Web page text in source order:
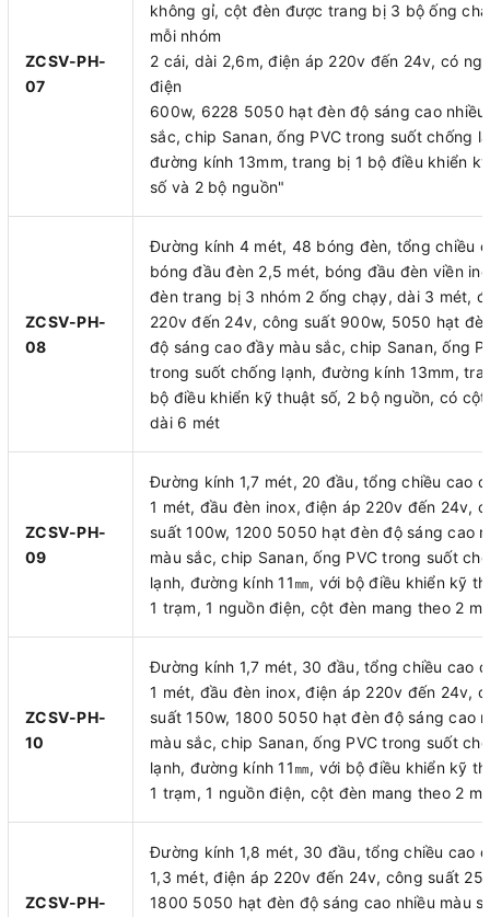
ZCSV-PH-
07
không gỉ, cột đèn được trang bị 3 bộ ống
mỗi nhóm
2 cái, dài 2,6m, điện áp 220v đến 24v, có
điện
600w, 6228 5050 hạt đèn độ sáng cao nhiều
sắc, chip Sanan, ống PVC trong suốt chống
đường kính 13mm, trang bị 1 bộ điều khiển
số và 2 bộ nguồn"
ZCSV-PH-
08
Đường kính 4 mét, 48 bóng đèn, tổng chiều
bóng đầu đèn 2,5 mét, bóng đầu đèn viền
đèn trang bị 3 nhóm 2 ống chạy, dài 3 mét,
220v đến 24v, công suất 900w, 5050 hạt
độ sáng cao đầy màu sắc, chip Sanan, ống
trong suốt chống lạnh, đường kính 13mm,
bộ điều khiển kỹ thuật số, 2 bộ nguồn, có cột
dài 6 mét
ZCSV-PH-
09
Đường kính 1,7 mét, 20 đầu, tổng chiều cao
1 mét, đầu đèn inox, điện áp 220v đến 24v,
suất 100w, 1200 5050 hạt đèn độ sáng cao
màu sắc, chip Sanan, ống PVC trong suốt
lạnh, đường kính 11㎜, với bộ điều khiển kỹ
1 trạm, 1 nguồn điện, cột đèn mang theo 2
ZCSV-PH-
10
Đường kính 1,7 mét, 30 đầu, tổng chiều cao
1 mét, đầu đèn inox, điện áp 220v đến 24v,
suất 150w, 1800 5050 hạt đèn độ sáng cao
màu sắc, chip Sanan, ống PVC trong suốt
lạnh, đường kính 11㎜, với bộ điều khiển kỹ
1 trạm, 1 nguồn điện, cột đèn mang theo 2
ZCSV-PH-
Đường kính 1,8 mét, 30 đầu, tổng chiều cao
1,3 mét, điện áp 220v đến 24v, công suất
1800 5050 hạt đèn độ sáng cao nhiều màu